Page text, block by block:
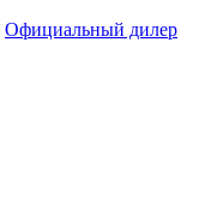
Официальный дилер